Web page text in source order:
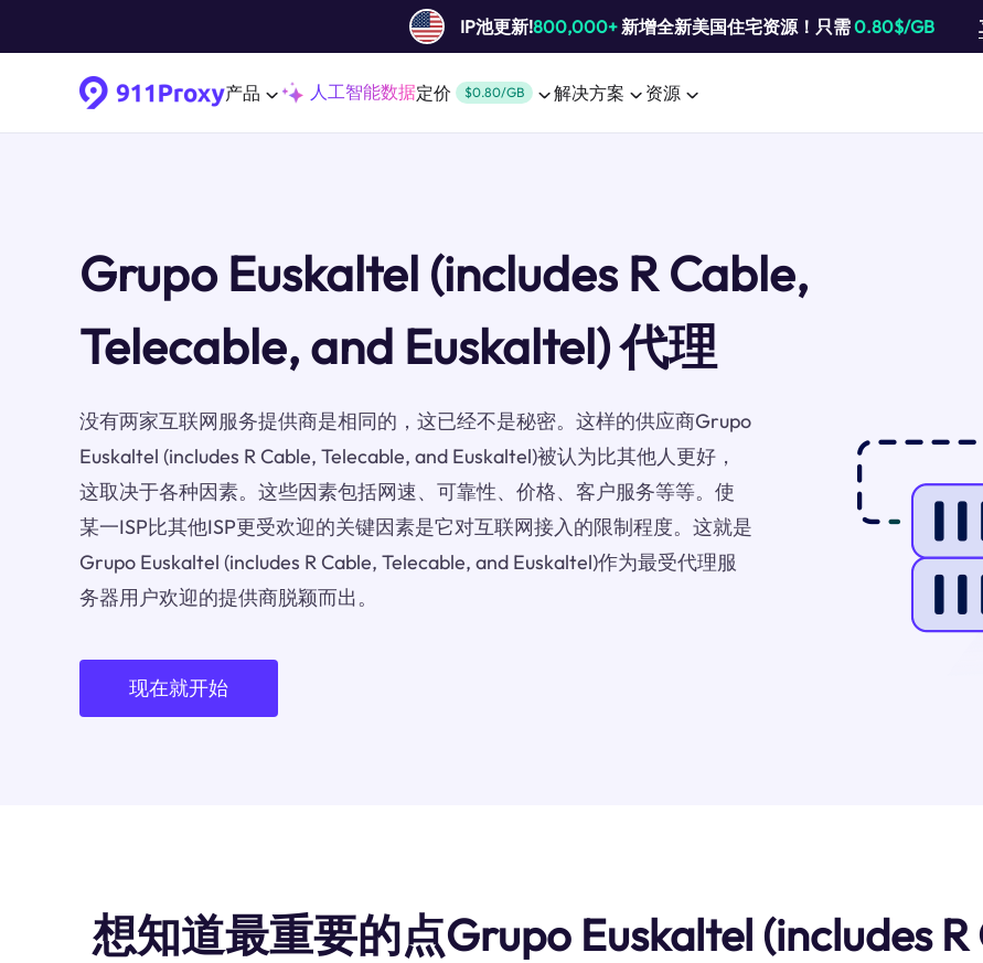
IP池更新!800,000+新增全新美国住宅资源！只需0.80$/GB
产品 人工智能数据定价 $0.80/GB 解决方案 资源
Grupo Euskaltel (includes R Cable,
Telecable, and Euskaltel) 代理
没有两家互联网服务提供商是相同的，这已经不是秘密。这样的供应商Grupo
Euskaltel (includes R Cable, Telecable, and Euskaltel)被认为比其他人更好，
这取决于各种因素。这些因素包括网速、可靠性、价格、客户服务等等。使
某一ISP比其他ISP更受欢迎的关键因素是它对互联网接入的限制程度。这就是
Grupo Euskaltel (includes R Cable, Telecable, and Euskaltel)作为最受代理服
务器用户欢迎的提供商脱颖而出。
现在就开始
想知道最重要的点Grupo Euskaltel (includes